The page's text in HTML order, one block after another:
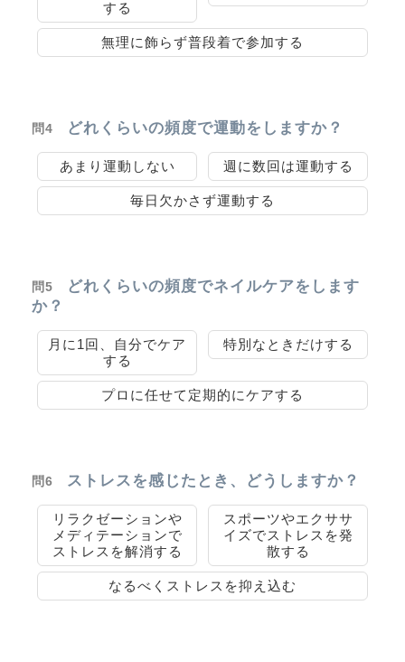
する
無理に飾らず普段着で参加する
問4 どれくらいの頻度で運動をしますか？
あまり運動しない 週に数回は運動する
毎日欠かさず運動する
問5
どれくらいの頻度でネイルケアをします
か？
月に1回、自分でケア
する
特別なときだけする
プロに任せて定期的にケアする
問6 ストレスを感じたとき、どうしますか？
リラクゼーションや
メディテーションで
ストレスを解消する
スポーツやエクササ
イズでストレスを発
散する
なるべくストレスを抑え込む